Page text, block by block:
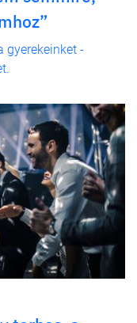
gyerekeinket -